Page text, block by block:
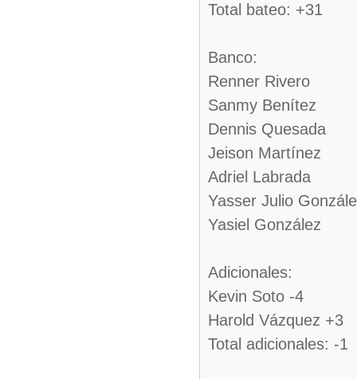
Total bateo: +31
Banco:
Renner Rivero
Sanmy Benítez
Dennis Quesada
Jeison Martínez
Adriel Labrada
Yasser Julio
Yasiel González
Adicionales:
Kevin Soto -4
Harold Vázquez +3
Total adicionales: -1